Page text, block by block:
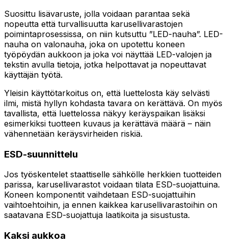
Suosittu lisävaruste, jolla voidaan parantaa sekä
nopeutta että turvallisuutta karusellivarastojen
poimintaprosessissa, on niin kutsuttu ”LED-nauha”. LED-
nauha on valonauha, joka on upotettu koneen
työpöydän aukkoon ja joka voi näyttää LED-valojen ja
tekstin avulla tietoja, jotka helpottavat ja nopeuttavat
käyttäjän työtä.
Yleisin käyttötarkoitus on, että luettelosta käy selvästi
ilmi, mistä hyllyn kohdasta tavara on kerättävä. On myös
tavallista, että luettelossa näkyy keräyspaikan lisäksi
esimerkiksi tuotteen kuvaus ja kerättävä määrä – näin
vähennetään keräysvirheiden riskiä.
ESD-suunnittelu
Jos työskentelet staattiselle sähkölle herkkien tuotteiden
parissa, karusellivarastot voidaan tilata ESD-suojattuina.
Koneen komponentit vaihdetaan ESD-suojattuihin
vaihtoehtoihin, ja ennen kaikkea karusellivarastoihin on
saatavana ESD-suojattuja laatikoita ja sisustusta.
Kaksi aukkoa